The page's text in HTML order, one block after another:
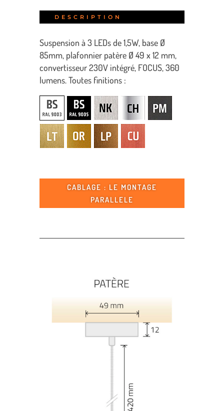
DESCRIPTION
Suspension à 3 LEDs de 1,5W, base Ø
85mm, plafonnier patère Ø 49 x 12 mm,
convertisseur 230V intégré, FOCUS, 360
lumens. Toutes finitions :
CABLAGE : LE MONTAGE
PARALLELE